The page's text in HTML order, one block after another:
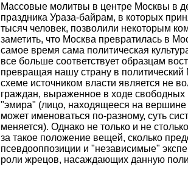
Массовые молитвы в центре Москвы в
праздника Ураза-байрам, в которых
тысяч человек, позволили некоторым
заметить, что Москва превратилась в
самое время сама политическая
все больше соответствует образцам
превращая нашу страну в политический
схеме источником власти является не
граждан, выраженное в ходе
"эмира" (лицо, находящееся на
может именоваться по-разному, суть
меняется). Однако не только и не
за такое положение вещей, сколько
псевдооппозиции и "независимые"
роли жрецов, насаждающих данную